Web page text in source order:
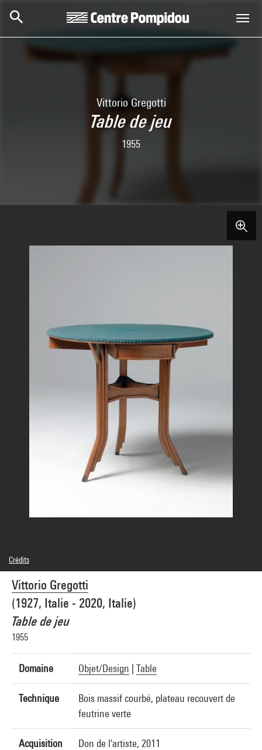
Vittorio Gregotti
Table de jeu
1955
Vittorio Gregotti
(1927, Italie - 2020, Italie)
Table de jeu
1955
Domaine Objet/Design Table
Technique
Bois massif courbé, plateau recouvert de
feutrine verte
Acquisition Don de l'artiste, 2011
Crédits
© Vittorio Gregotti
Crédit photographique : Centre Pompidou, MNAM-CCI/Georges Meguerditchian/Dist.
GrandPalaisRmn
Réf. image : 4N42387
Diffusion image :GrandPalaisRmnPhoto